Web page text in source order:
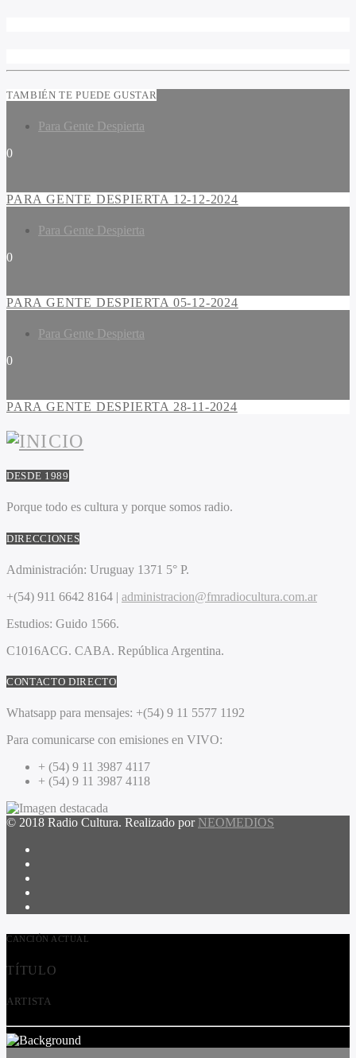
TAMBIÉN TE PUEDE GUSTAR
Para Gente Despierta
0
PARA GENTE DESPIERTA 12-12-2024
Para Gente Despierta
0
PARA GENTE DESPIERTA 05-12-2024
Para Gente Despierta
0
PARA GENTE DESPIERTA 28-11-2024
DESDE 1989
Porque todo es cultura y porque somos radio.
DIRECCIONES
Administración: Uruguay 1371 5° P.
+(54) 911 6642 8164 | administracion@fmradiocultura.com.ar
Estudios: Guido 1566.
C1016ACG. CABA. República Argentina.
CONTACTO DIRECTO
Whatsapp para mensajes: +(54) 9 11 5577 1192
Para comunicarse con emisiones en VIVO:
+ (54) 9 11 3987 4117
+ (54) 9 11 3987 4118
© 2018 Radio Cultura. Realizado por NEOMEDIOS
CANCIÓN ACTUAL
TÍTULO
ARTISTA